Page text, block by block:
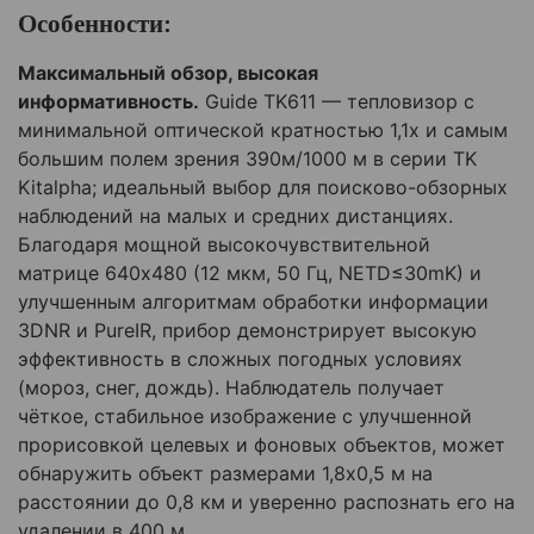
Особенности:
Максимальный обзор, высокая
информативность. Guide TK611 — тепловизор с
минимальной оптической кратностью 1,1x и самым
большим полем зрения 390м/1000 м в серии TK
Kitalpha; идеальный выбор для поисково-обзорных
наблюдений на малых и средних дистанциях.
Благодаря мощной высокочувствительной
матрице 640x480 (12 мкм, 50 Гц, NETD≤30mK) и
улучшенным алгоритмам обработки информации
3DNR и PureIR, прибор демонстрирует высокую
эффективность в сложных погодных условиях
(мороз, снег, дождь). Наблюдатель получает
чёткое, стабильное изображение с улучшенной
прорисовкой целевых и фоновых объектов, может
обнаружить объект размерами 1,8x0,5 м на
расстоянии до 0,8 км и уверенно распознать его на